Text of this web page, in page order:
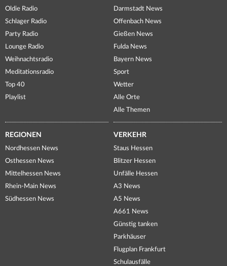
Oldie Radio
Schlager Radio
Party Radio
Lounge Radio
Weihnachtsradio
Meditationsradio
Top 40
Playlist
Darmstadt News
Offenbach News
Gießen News
Fulda News
Bayern News
Sport
Wetter
Alle Orte
Alle Themen
REGIONEN
Nordhessen News
Osthessen News
Mittelhessen News
Rhein-Main News
Südhessen News
VERKEHR
Staus Hessen
Blitzer Hessen
Unfälle Hessen
A3 News
A5 News
A661 News
Günstig tanken
Parkhäuser
Flugplan Frankfurt
Schulausfälle